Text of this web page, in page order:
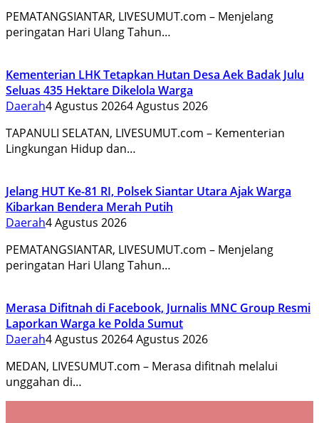
PEMATANGSIANTAR, LIVESUMUT.com – Menjelang
peringatan Hari Ulang Tahun…
Kementerian LHK Tetapkan Hutan Desa Aek Badak Julu
Seluas 435 Hektare Dikelola Warga
Daerah4 Agustus 20264 Agustus 2026
TAPANULI SELATAN, LIVESUMUT.com – Kementerian
Lingkungan Hidup dan…
Jelang HUT Ke-81 RI, Polsek Siantar Utara Ajak Warga
Kibarkan Bendera Merah Putih
Daerah4 Agustus 2026
PEMATANGSIANTAR, LIVESUMUT.com – Menjelang
peringatan Hari Ulang Tahun…
Merasa Difitnah di Facebook, Jurnalis MNC Group Resmi
Laporkan Warga ke Polda Sumut
Daerah4 Agustus 20264 Agustus 2026
MEDAN, LIVESUMUT.com – Merasa difitnah melalui
unggahan di…